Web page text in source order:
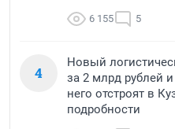
6 155 5
4
Новый
за 2 млрд рублей
него отстроят в
подробности